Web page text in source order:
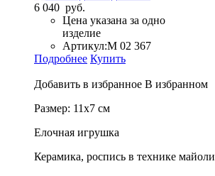
6 040 руб.
Цена указана за одно
изделие
Артикул:М 02 367
Подробнее Купить
Добавить в избранное В избранном
Размер: 11х7 см
Елочная игрушка
Керамика, роспись в технике